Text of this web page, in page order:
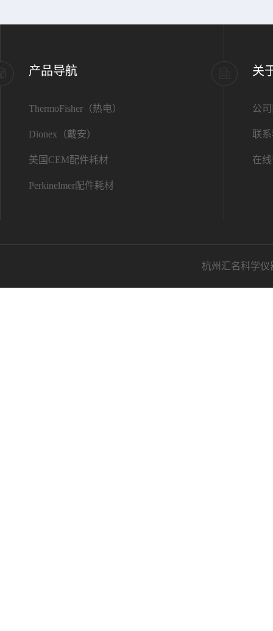
产品导航
ThermoFisher（热电）
Dionex（戴安）
美国CEM配件耗材
Perkinelmer配件耗材
关
公
联
在
杭州汇名科学仪